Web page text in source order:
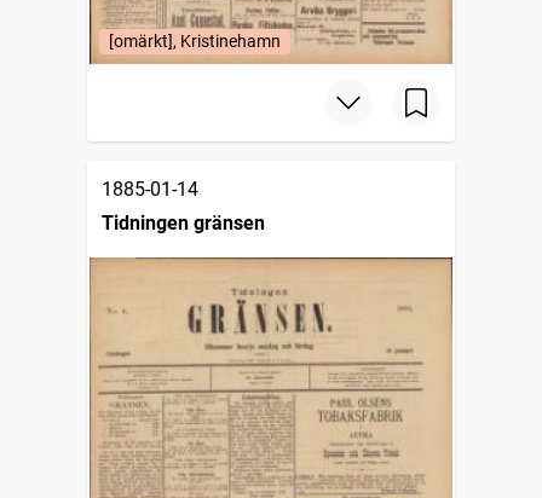
[omärkt], Kristinehamn
1885-01-14
Tidningen gränsen